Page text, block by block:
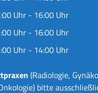
Uhr - 16:00 Uhr
Uhr - 16:00 Uhr
Uhr - 14:00 Uhr
(Radiologie,
bitte